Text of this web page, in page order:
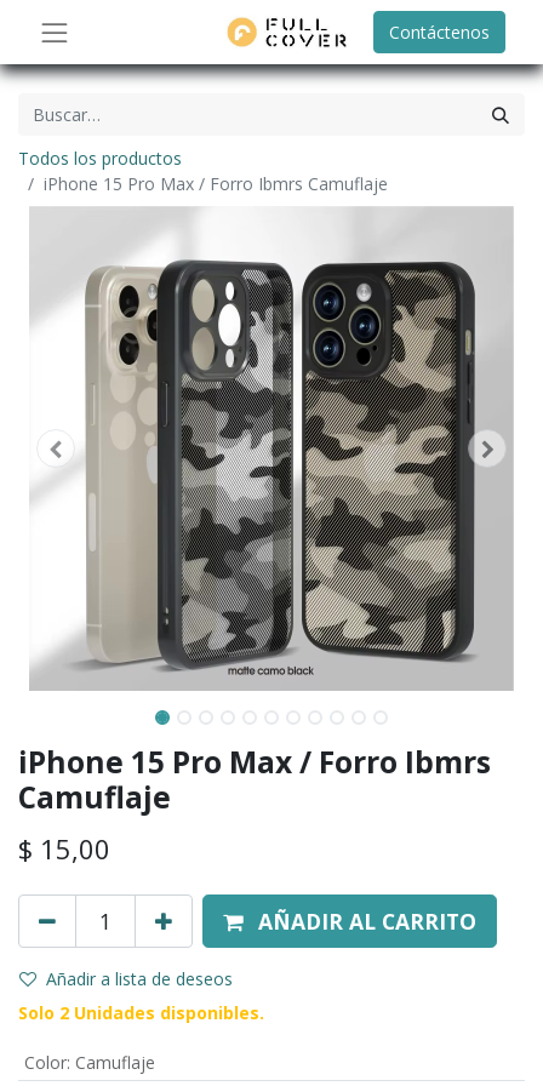
Contáctenos
Todos los productos
iPhone 15 Pro Max / Forro Ibmrs Camuflaje
iPhone 15 Pro Max / Forro Ibmrs
Camuflaje
$ 15,00
AÑADIR AL CARRITO
Añadir a lista de deseos
Solo 2 Unidades disponibles.
Color: Camuflaje